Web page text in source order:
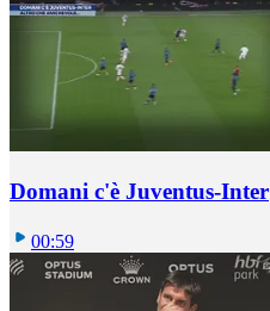
Domani c'è Juventus-Inter
00:59